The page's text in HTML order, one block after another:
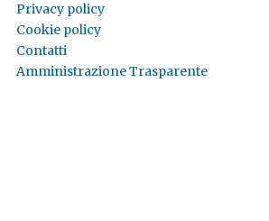
Privacy policy
Cookie policy
Contatti
Amministrazione Trasparente